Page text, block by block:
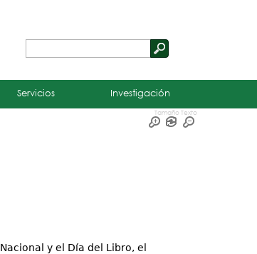
de
Servicios Investigación
Tamaño Texto
y el Día del Libro, el